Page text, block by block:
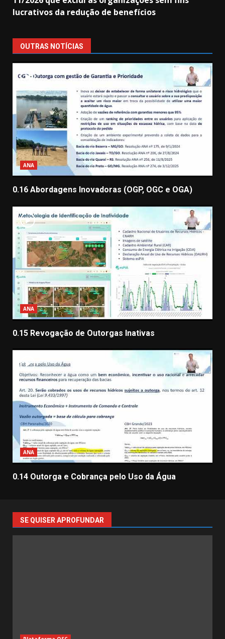
lucrativos da redução de benefícios
OUTRAS NOTÍCIAS
ANA
0.16 Abordagens Inovadoras (OGP, OGC e OGA)
ANA
0.15 Revogação de Outorgas Inativas
ANA
0.14 Outorga e Cobrança pelo Uso da Água
SE QUISER APROFUNDAR